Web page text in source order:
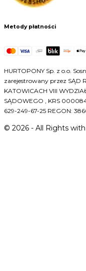
Metody płatności
HURTOPONY Sp. z o.o.
zarejestrowany przez SĄD
KATOWICACH VIII
SĄDOWEGO , KRS
629-249-67-25 REGON:
© 2026 - All Rights